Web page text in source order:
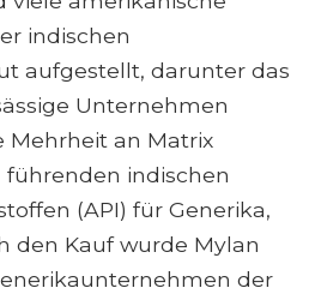
indischen
aufgestellt, darunter das
Unternehmen
Mehrheit an Matrix
führenden indischen
(API) für Generika,
den Kauf wurde Mylan
der